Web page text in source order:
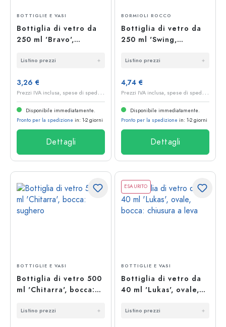
BOTTIGLIE E VASI
Bottiglia di vetro da
250 ml 'Bravo',
chiusura a leva
Listino prezzi
3,26 €
P
rezzi IVA inclusa, spese di spedizione escluse
Disponibile immediatamente.
Pronto per la spedizione in: 1-2 giorni
Dettagli
BORMIOLI ROCCO
Bottiglia di vetro da
250 ml 'Swing,
bocca: chiusura a leva
Listino prezzi
4,74 €
P
rezzi IVA inclusa, spese di spedizione escluse
Disponibile immediatamente.
Pronto per la spedizione in: 1-2 giorni
Dettagli
BOTTIGLIE E VASI
Bottiglia di vetro 500
ml 'Chitarra', bocca:
Listino prezzi
ESAURITO
BOTTIGLIE E VASI
Bottiglia di vetro da
40 ml 'Lukas', ovale,
Listino prezzi